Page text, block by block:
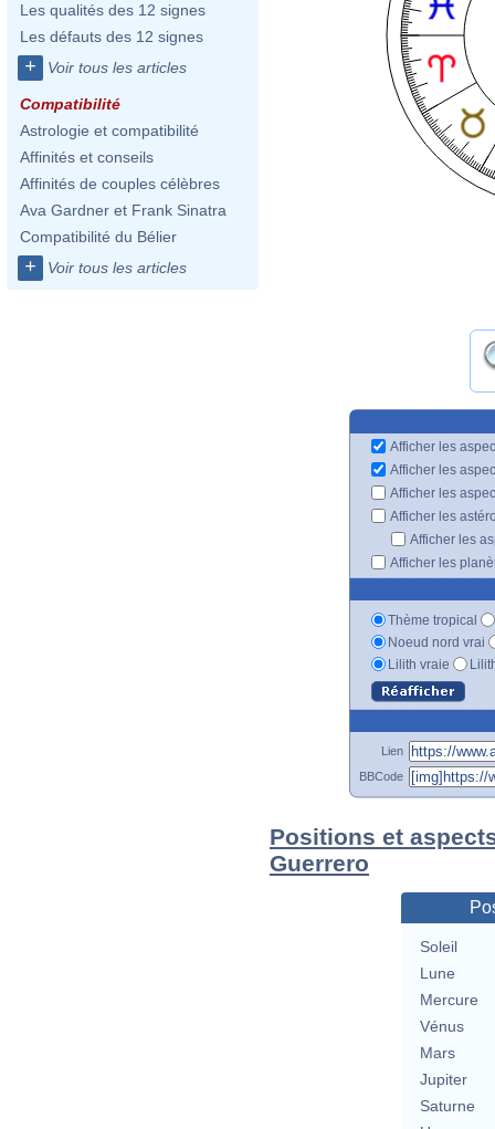
Les qualités des 12 signes
Les défauts des 12 signes
+ Voir tous les articles
Compatibilité
Astrologie et compatibilité
Affinités et conseils
Affinités de couples célèbres
Ava Gardner et Frank Sinatra
Compatibilité du Bélier
+ Voir tous les articles
Afficher les
Afficher les
Afficher les
Afficher les
Afficher les
Afficher les
Thème tropical
Noeud nord vrai
Lilith vraie
Lien
BBCode
Positions et
Guerrero
Soleil
Lune
Mercure
Vénus
Mars
Jupiter
Saturne